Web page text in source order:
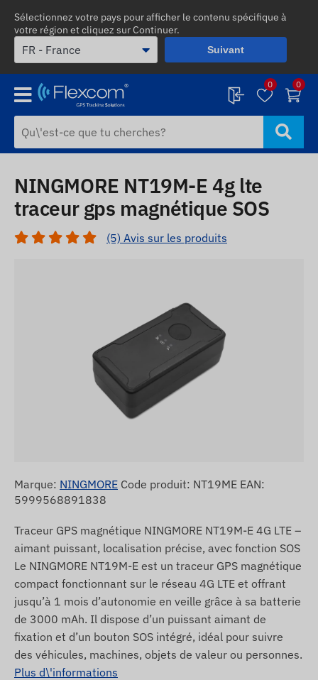
Sélectionnez votre pays pour afficher le contenu spécifique à
votre région et cliquez sur Continuer.
Suivant
0 0
NINGMORE NT19M-E 4g lte
traceur gps magnétique SOS
(5) Avis sur les produits
Marque: NINGMORE Code produit: NT19ME EAN:
5999568891838
Traceur GPS magnétique NINGMORE NT19M-E 4G LTE –
aimant puissant, localisation précise, avec fonction SOS
Le NINGMORE NT19M-E est un traceur GPS magnétique
compact fonctionnant sur le réseau 4G LTE et offrant
jusqu’à 1 mois d’autonomie en veille grâce à sa batterie
de 3000 mAh. Il dispose d’un puissant aimant de
fixation et d’un bouton SOS intégré, idéal pour suivre
des véhicules, machines, objets de valeur ou personnes.
Plus d\'informations